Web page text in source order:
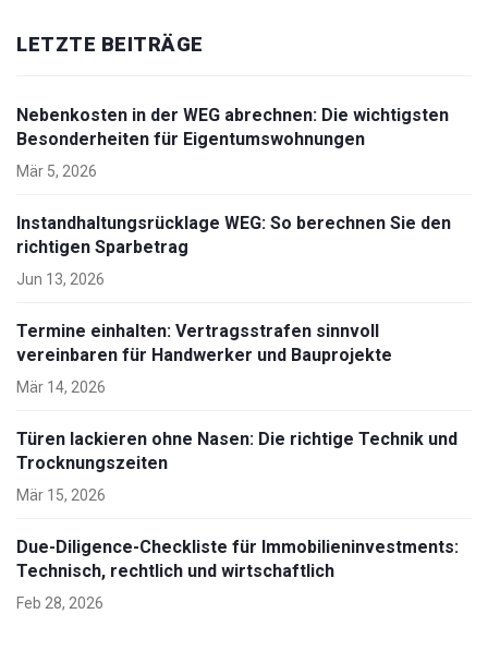
LETZTE BEITRÄGE
Nebenkosten in der WEG abrechnen: Die wichtigsten
Besonderheiten für Eigentumswohnungen
Mär 5, 2026
Instandhaltungsrücklage WEG: So berechnen Sie den
richtigen Sparbetrag
Jun 13, 2026
Termine einhalten: Vertragsstrafen sinnvoll
vereinbaren für Handwerker und Bauprojekte
Mär 14, 2026
Türen lackieren ohne Nasen: Die richtige Technik und
Trocknungszeiten
Mär 15, 2026
Due-Diligence-Checkliste für Immobilieninvestments:
Technisch, rechtlich und wirtschaftlich
Feb 28, 2026